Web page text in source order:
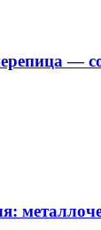
—